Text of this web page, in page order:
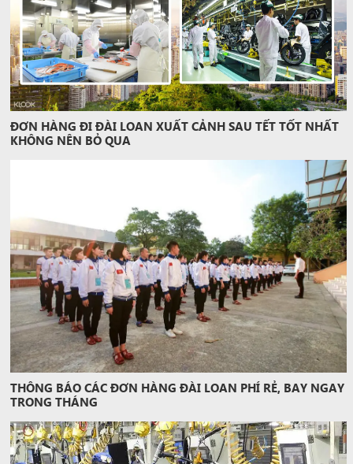
ĐƠN HÀNG ĐI ĐÀI LOAN XUẤT CẢNH SAU TẾT TỐT NHẤT
KHÔNG NÊN BỎ QUA
THÔNG BÁO CÁC ĐƠN HÀNG ĐÀI LOAN PHÍ RẺ, BAY NGAY
TRONG THÁNG